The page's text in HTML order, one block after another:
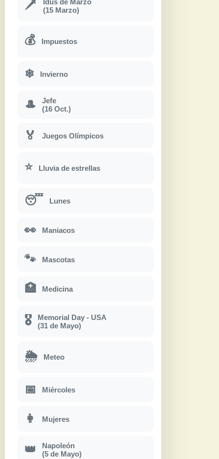
🗡
(15 Marzo)
💰 Impuestos
❄ Invierno
🎩
Jefe
(16 Oct.)
🏅 Juegos Olímpicos
⭐ Lluvia de estrellas
😴 Lunes
👀 Maniacos
🐾 Mascotas
🏥 Medicina
🎖
Memorial Day - USA
(31 de Mayo)
🌦 Meteo
📅 Miércoles
👩 Mujeres
👑
Napoleón
(5 de Mayo)